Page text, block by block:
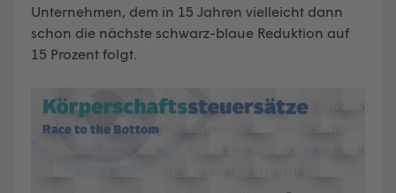
Unternehmen, dem in 15 Jahren vielleicht dann
schon die nächste schwarz-blaue Reduktion auf
15 Prozent folgt.